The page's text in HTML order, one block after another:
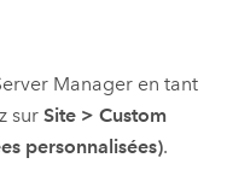
Manageren tant
sur Site > Custom
personnalisées).